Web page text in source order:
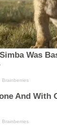
Was
Brainberries
And With
Brainberries